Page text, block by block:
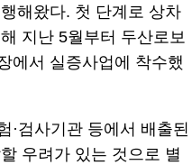
해왔다. 첫 단계로 상차
지난 5월부터 두산로보
에서 실증사업에 착수했
·검사기관 등에서 배출된
우려가 있는 것으로 별